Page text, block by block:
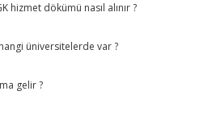
hizmet dökümü nasıl alınır ?
üniversitelerde var ?
gelir ?